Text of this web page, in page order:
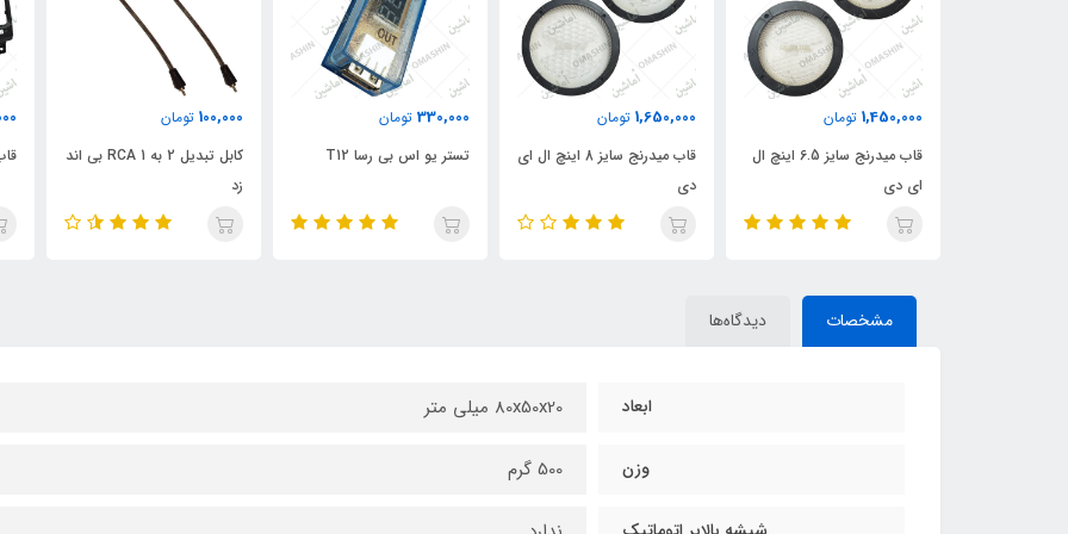
1,450,000 تومان
قاب میدرنج سایز 6.5 اینچ ال
ای دی
1,650,000 تومان
قاب میدرنج سایز 8 اینچ ال ای
دی
330,000 تومان
تستر یو اس بی رسا T12
100,000 تومان
کابل تبدیل 2 به 1 RCA بی اند
زد
مشخصات دیدگاه‌ها
ابعاد 80x50x20 میلی متر
وزن 500 گرم